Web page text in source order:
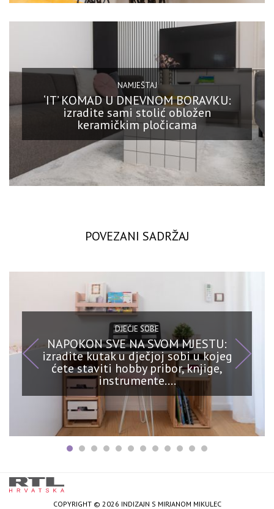
NAMJEŠTAJ
‘IT’ KOMAD U DNEVNOM BORAVKU:
izradite sami stolić obložen
keramičkim pločicama
POVEZANI SADRŽAJ
DJEČJE SOBE
NAPOKON SVE NA SVOM MJESTU:
izradite kutak u dječjoj sobi u kojeg
ćete staviti hobby pribor, knjige,
instrumente….
COPYRIGHT © 2026 INDIZAJN S MIRJANOM MIKULEC